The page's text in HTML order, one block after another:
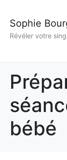
Sophie
Révéler votre
bébé